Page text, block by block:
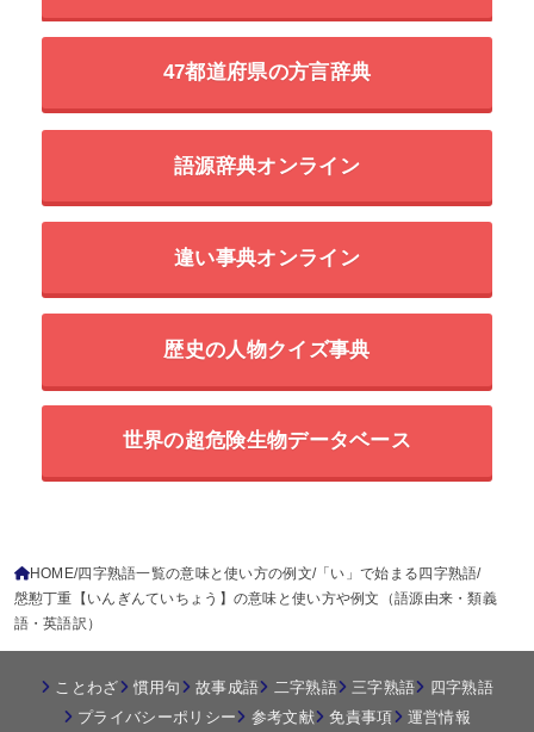
47都道府県の方言辞典
語源辞典オンライン
違い事典オンライン
歴史の人物クイズ事典
世界の超危険生物データベース
HOME 四字熟語一覧の意味と使い方の例文
「い」で始まる四字熟語
慇懃丁重【いんぎんていちょう】の意味と使い方や例文（語源由来・類義
語・英語訳）
ことわざ 慣用句 故事成語 二字熟語 三字熟語
四字熟語
プライバシーポリシー
参考文献 免責事項 運営情報